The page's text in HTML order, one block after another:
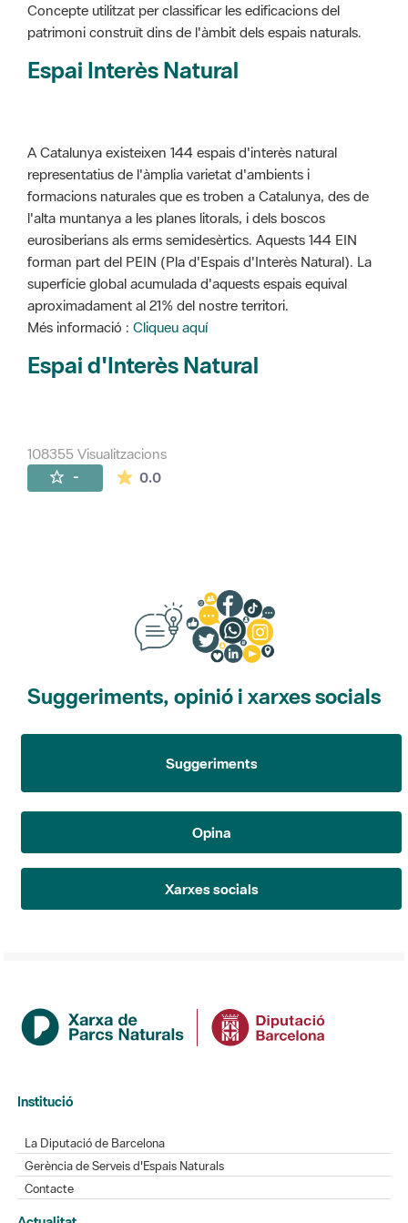
Concepte utilitzat per classificar les edificacions del
patrimoni construït dins de l'àmbit dels espais naturals.
Espai Interès Natural
A Catalunya existeixen 144 espais d'interès natural
representatius de l'àmplia varietat d'ambients i
formacions naturales que es troben a Catalunya, des de
l'alta muntanya a les planes litorals, i dels boscos
eurosiberians als erms semidesèrtics. Aquests 144 EIN
forman part del PEIN (Pla d'Espais d'Interès Natural). La
superfície global acumulada d'aquests espais equival
aproximadament al 21% del nostre territori.
Més informació : Cliqueu aquí
Espai d'Interès Natural
108355 Visualitzacions
- 0.0La mitjana de les valoracions és de 0
Suggeriments, opinió i xarxes socials
Suggeriments
Opina
Xarxes socials
Institució
La Diputació de Barcelona
Gerència de Serveis d'Espais Naturals
Contacte